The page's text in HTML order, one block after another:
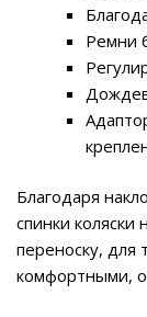
Ремни
Благодаря
спинки
переноску, для
комфортными,